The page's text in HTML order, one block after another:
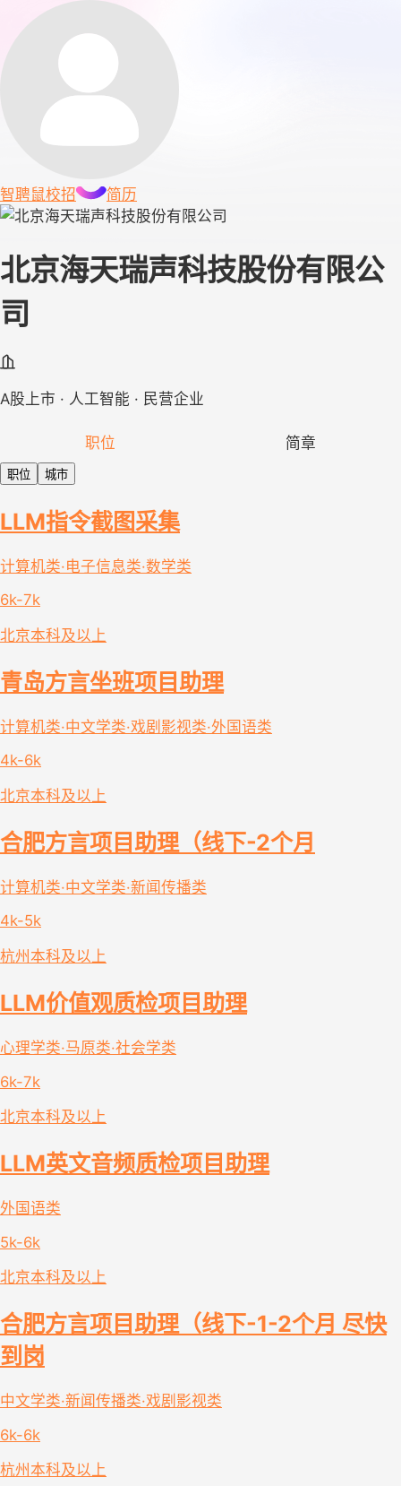
智聘鼠校招 简历
北京海天瑞声科技股份有限公
司
A股上市 · 人工智能 · 民营企业
职位 简章
职位 城市
LLM指令截图采集
计算机类·电子信息类·数学类
6k-7k
北京本科及以上
青岛方言坐班项目助理
计算机类·中文学类·戏剧影视类·外国语类
4k-6k
北京本科及以上
合肥方言项目助理（线下-2个月
计算机类·中文学类·新闻传播类
4k-5k
杭州 本科及以上
LLM价值观质检项目助理
心理学类·马原类·社会学类
6k-7k
北京本科及以上
LLM英文音频质检项目助理
外国语类
5k-6k
北京本科及以上
合肥方言项目助理（线下-1-2个月 尽快
到岗
中文学类·新闻传播类·戏剧影视类
6k-6k
杭州 本科及以上